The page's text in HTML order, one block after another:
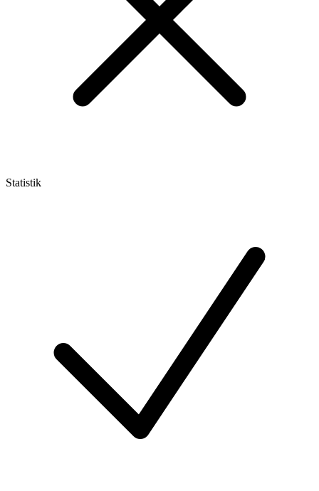
Statistik